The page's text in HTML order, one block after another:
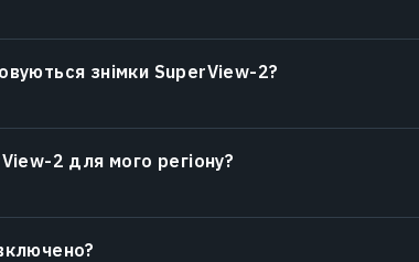
знімки SuperView-2?
2 для мого регіону?